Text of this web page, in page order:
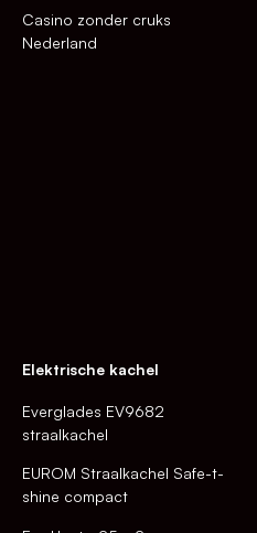
Casino zonder cruks
Nederland
Elektrische kachel
Everglades EV9682
straalkachel
EUROM Straalkachel Safe-t-
shine compact